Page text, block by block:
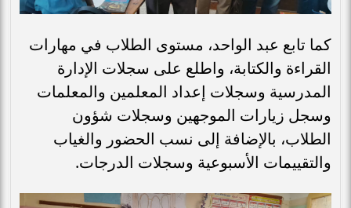
كما تابع عبد الواحد، مستوى الطلاب في مهارات
القراءة والكتابة، واطلع على سجلات الإدارة
المدرسية وسجلات إعداد المعلمين والمعلمات
وسجل زيارات الموجهين وسجلات شؤون
الطلاب، بالإضافة إلى نسب الحضور والغياب
والتقييمات الأسبوعية وسجلات الدرجات.